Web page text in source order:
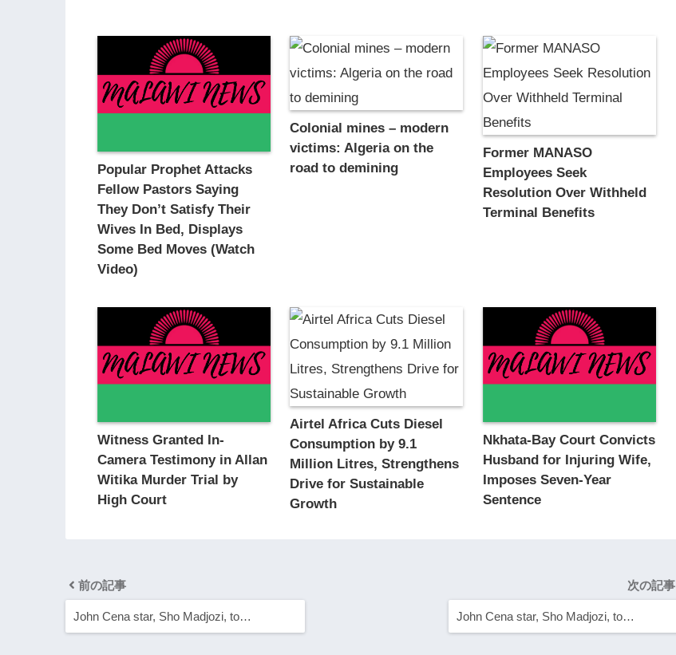
Popular Prophet Attacks
Fellow Pastors Saying
They Don’t Satisfy Their
Wives In Bed, Displays
Some Bed Moves (Watch
Video)
Colonial mines – modern
victims: Algeria on the
road to demining
Former MANASO
Employees Seek
Resolution Over Withheld
Terminal Benefits
Witness Granted In-
Camera Testimony in Allan
Witika Murder Trial by
High Court
Airtel Africa Cuts Diesel
Consumption by 9.1
Million Litres, Strengthens
Drive for Sustainable
Growth
Nkhata-Bay Court Convicts
Husband for Injuring Wife,
Imposes Seven-Year
Sentence
前の記事
John Cena star, Sho Madjozi, to…
次の記事
John Cena star, Sho Madjozi, to…